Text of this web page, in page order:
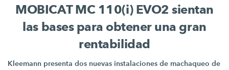
MOBICAT MC 110(i) EVO2 sientan
las bases para obtener una gran
rentabilidad
Kleemann presenta dos nuevas instalaciones de machaqueo de